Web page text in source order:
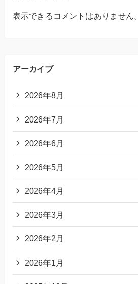
表示できるコメントはありません。
アーカイブ
2026年8月
2026年7月
2026年6月
2026年5月
2026年4月
2026年3月
2026年2月
2026年1月